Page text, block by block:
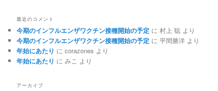
最近のコメント
今期のインフルエンザワクチン接種開始の予定 に村上 聡 より
今期のインフルエンザワクチン接種開始の予定 に平間勝洋 より
年始にあたり にcorazones より
年始にあたり にみこ より
アーカイブ